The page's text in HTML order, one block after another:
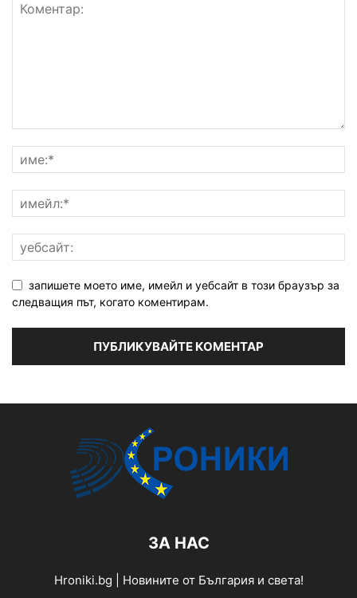
запишете моето име, имейл и уебсайт в този браузър за
следващия път, когато коментирам.
ЗА НАС
Hroniki.bg | Новините от България и света!